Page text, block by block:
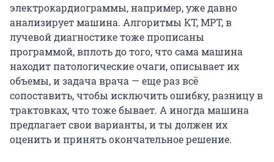
электрокардиограммы, например, уже давно
анализирует машина. Алгоритмы КТ, МРТ, в
лучевой диагностике тоже прописаны
программой, вплоть до того, что сама машина
находит патологические очаги, описывает их
объемы, и задача врача — еще раз всё
сопоставить, чтобы исключить ошибку, разницу в
трактовках, что тоже бывает. А иногда машина
предлагает свои варианты, и ты должен их
оценить и принять окончательное решение.